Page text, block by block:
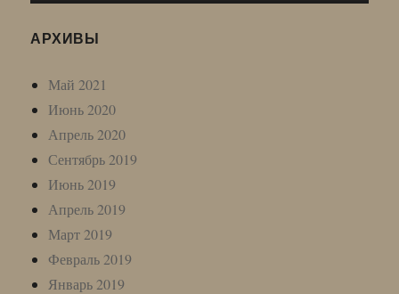
АРХИВЫ
Май 2021
Июнь 2020
Апрель 2020
Сентябрь 2019
Июнь 2019
Апрель 2019
Март 2019
Февраль 2019
Январь 2019